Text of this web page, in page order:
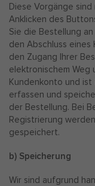
Diese Vorgänge
Anklicken des
Sie die Bestellung
den Abschluss
den Zugang Ihrer
elektronischem Weg
Kundenkonto und ist
erfassen und
der Bestellung. Bei
Registrierung
gespeichert.
b) Speicherung
Wir sind aufgrund